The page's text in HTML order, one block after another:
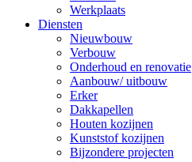
Werkplaats
Diensten
Nieuwbouw
Verbouw
Onderhoud en renovatie
Aanbouw/ uitbouw
Erker
Dakkapellen
Houten kozijnen
Kunststof kozijnen
Bijzondere projecten